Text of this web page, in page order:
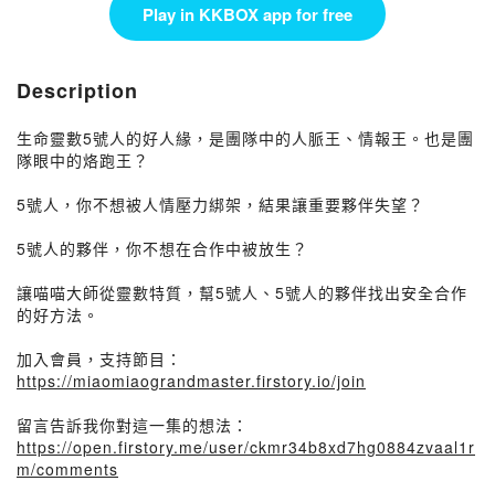
Play in KKBOX app for free
Description
生命靈數5號人的好人緣，是團隊中的人脈王、情報王。也是團
隊眼中的烙跑王？
5號人，你不想被人情壓力綁架，結果讓重要夥伴失望？
5號人的夥伴，你不想在合作中被放生？
讓喵喵大師從靈數特質，幫5號人、5號人的夥伴找出安全合作
的好方法。
加入會員，支持節目：
https://miaomiaograndmaster.firstory.io/join
留言告訴我你對這一集的想法：
https://open.firstory.me/user/ckmr34b8xd7hg0884zvaal1r
m/comments